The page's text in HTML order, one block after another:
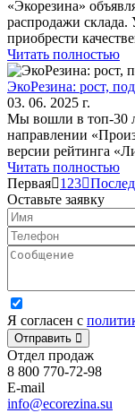
«Экорезина»
распродажи склада.
приобрести
Читать полностью
ЭкоРезина: рост,
03. 06. 2025 г.
Мы вошли в топ-30
направлении
версии рейтинга
Читать полностью
Первая
1 23
Оставьте заявку
Я согласен с
Отправить
Отдел продаж
8 800 770-72-98
E-mail
info@ecorezina.su